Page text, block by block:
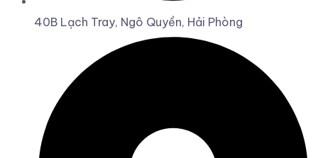
40B Lạch Tray, Ngô Quyền, Hải Phòng